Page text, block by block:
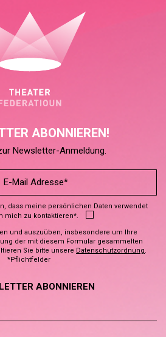
ABONNIEREN!
Newsletter-Anmeldung.
dass meine persönlichen Daten verwendet
mich zu kontaktieren*.
und auszuüben, insbesondere um Ihre
der mit diesem Formular gesammelten
Sie bitte unsere Datenschutzordnung.
*Pflichtfelder
ABONNIEREN